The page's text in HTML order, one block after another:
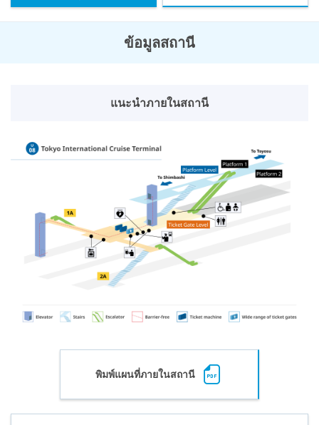
ข้อมูลสถานี
แนะนำภายในสถานี
พิมพ์แผนที่ภายในสถานี